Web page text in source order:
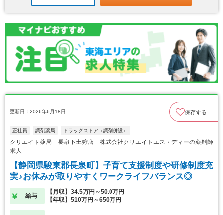
更新日：2026年6月18日 保存する
正社員 調剤薬局 ドラッグストア（調剤併設）
クリエイト薬局 長泉下土狩店 株式会社クリエイトエス・ディーの薬剤師
求人
【静岡県駿東郡長泉町】子育て支援制度や研修制度充
実♪お休みが取りやすくワークライフバランス◎
給与
【月収】34.5万円～50.0万円
【年収】510万円～650万円